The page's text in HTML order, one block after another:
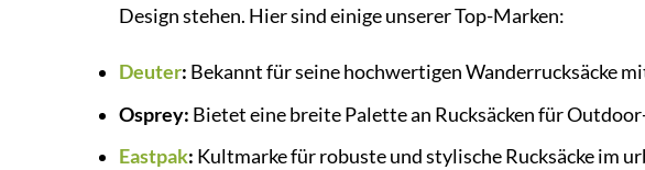
Design stehen. Hier sind einige unserer Top-Marken:
Deuter: Bekannt für seine hochwertigen Wanderrucksäcke
Osprey: Bietet eine breite Palette an Rucksäcken für
Eastpak: Kultmarke für robuste und stylische Rucksäcke im